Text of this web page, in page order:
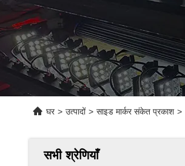
घर > उत्पादों > साइड मार्कर संकेत प्रकाश >
सभी श्रेणियाँ